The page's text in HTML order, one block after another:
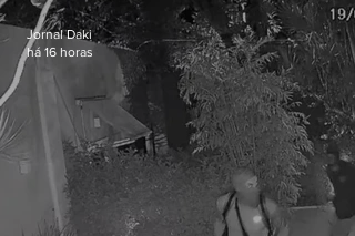
Jornal Daki
há 16 horas